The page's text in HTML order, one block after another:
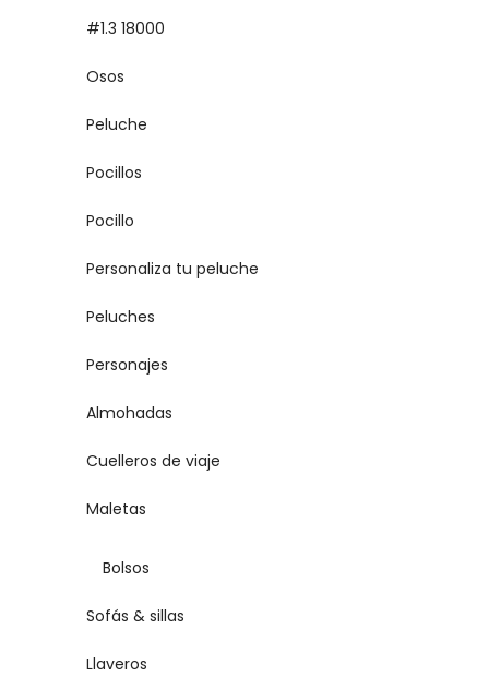
#1.3 18000
Osos
Peluche
Pocillos
Pocillo
Personaliza tu peluche
Peluches
Personajes
Almohadas
Cuelleros de viaje
Maletas
Bolsos
Sofás & sillas
Llaveros